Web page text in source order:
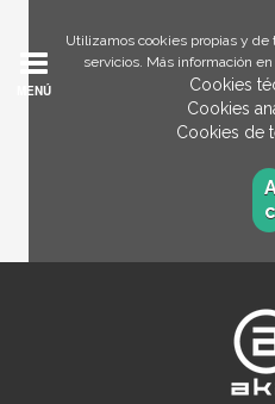
Utilizamos cookies propias y
servicios. Más información
Cookies
Cookies
Cookies de
MENÚ